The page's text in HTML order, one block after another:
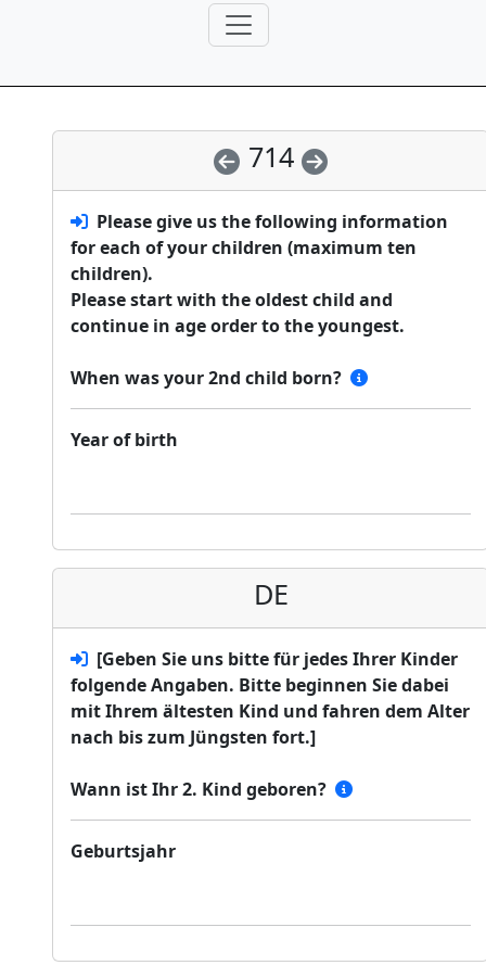
714
Please give us the following information
for each of your children (maximum ten
children).
Please start with the oldest child and
continue in age order to the youngest.
When was your 2nd child born?
Year of birth
DE
[Geben Sie uns bitte für jedes Ihrer Kinder
folgende Angaben. Bitte beginnen Sie dabei
mit Ihrem ältesten Kind und fahren dem Alter
nach bis zum Jüngsten fort.]
Wann ist Ihr 2. Kind geboren?
Geburtsjahr